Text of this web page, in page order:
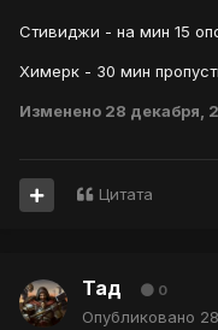
Стивиджи - на мин 15
Химерк - 30 мин
Изменено 28 декабря,
Цитата
Тад 0
Опубликовано